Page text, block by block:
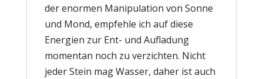
der enormen Manipulation von Sonne
und Mond, empfehle ich auf diese
Energien zur Ent- und Aufladung
momentan noch zu verzichten. Nicht
jeder Stein mag Wasser, daher ist auch